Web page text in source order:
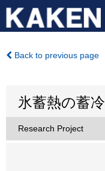
Back to previous page
氷蓄熱の蓄
Research Project